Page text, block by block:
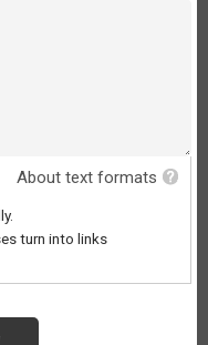
About text formats
turn into links